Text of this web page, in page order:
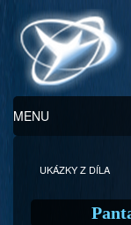
MENU
Zdeněk Hajný
UKÁZKY Z DÍLA